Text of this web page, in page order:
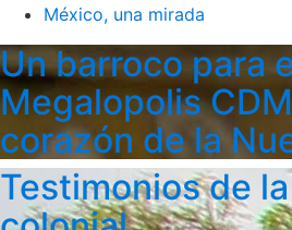
México, una mirada
Un barroco para
Megalopolis
corazón de la
Testimonios de